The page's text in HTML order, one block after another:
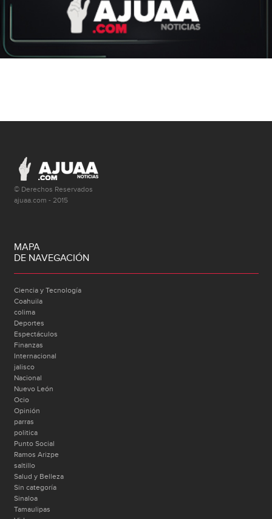
© Derechos Reservados
ajuaa.com - 2015
MAPA
DE NAVEGACIÓN
Ciencia y Tecnología
Coahuila
colima
Deportes
Espectáculos
Finanzas
Internacional
jalisco
Nacional
Nuevo León
Ocio
Opinión
parras
politica
Punto Social
Ramos Arizpe
saltillo
Salud y Belleza
Sin categoría
Sinaloa
Tamaulipas